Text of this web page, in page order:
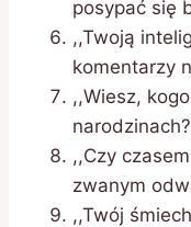
posypać się
,,Twoją
komentarzy
,,Wiesz,
,,Czy
zwanym
,,Twój